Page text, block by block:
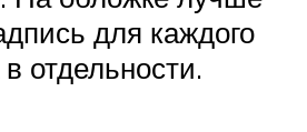
для каждого
отдельности.